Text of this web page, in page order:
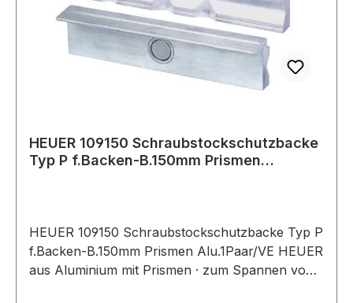
HEUER 109150 Schraubstockschutzbacke
Typ P f.Backen-B.150mm Prismen
HEUER 109150 Schraubstockschutzbacke Typ P
f.Backen-B.150mm Prismen Alu.1Paar/VE HEUER
aus Aluminium mit Prismen · zum Spannen von